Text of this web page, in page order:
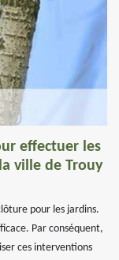
effectuer les
ville de Trouy
pour les jardins.
Par conséquent,
ces interventions